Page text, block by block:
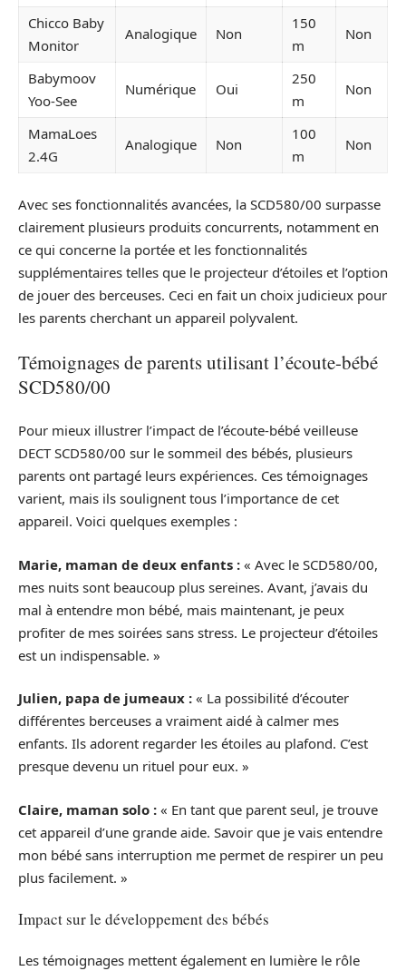
Chicco Baby
Monitor
Analogique Non
150
m
Non
Babymoov
Yoo-See
Numérique Oui
250
m
Non
MamaLoes
2.4G
Analogique Non
100
m
Non
Avec ses fonctionnalités avancées, la SCD580/00 surpasse
clairement plusieurs produits concurrents, notamment en
ce qui concerne la portée et les fonctionnalités
supplémentaires telles que le projecteur d’étoiles et l’option
de jouer des berceuses. Ceci en fait un choix judicieux pour
les parents cherchant un appareil polyvalent.
Témoignages de parents utilisant l’écoute-bébé
SCD580/00
Pour mieux illustrer l’impact de l’écoute-bébé veilleuse
DECT SCD580/00 sur le sommeil des bébés, plusieurs
parents ont partagé leurs expériences. Ces témoignages
varient, mais ils soulignent tous l’importance de cet
appareil. Voici quelques exemples :
Marie, maman de deux enfants : « Avec le SCD580/00,
mes nuits sont beaucoup plus sereines. Avant, j’avais du
mal à entendre mon bébé, mais maintenant, je peux
profiter de mes soirées sans stress. Le projecteur d’étoiles
est un indispensable. »
Julien, papa de jumeaux : « La possibilité d’écouter
différentes berceuses a vraiment aidé à calmer mes
enfants. Ils adorent regarder les étoiles au plafond. C’est
presque devenu un rituel pour eux. »
Claire, maman solo : « En tant que parent seul, je trouve
cet appareil d’une grande aide. Savoir que je vais entendre
mon bébé sans interruption me permet de respirer un peu
plus facilement. »
Impact sur le développement des bébés
Les témoignages mettent également en lumière le rôle